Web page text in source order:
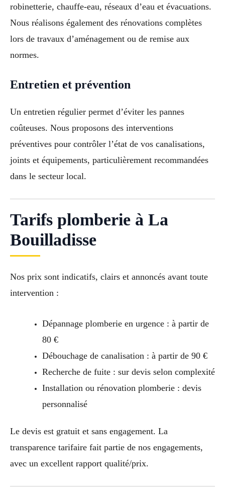
robinetterie, chauffe-eau, réseaux d’eau et évacuations.
Nous réalisons également des rénovations complètes
lors de travaux d’aménagement ou de remise aux
normes.
Entretien et prévention
Un entretien régulier permet d’éviter les pannes
coûteuses. Nous proposons des interventions
préventives pour contrôler l’état de vos canalisations,
joints et équipements, particulièrement recommandées
dans le secteur local.
Tarifs plomberie à La
Bouilladisse
Nos prix sont indicatifs, clairs et annoncés avant toute
intervention :
Dépannage plomberie en urgence : à partir de
80 €
Débouchage de canalisation : à partir de 90 €
Recherche de fuite : sur devis selon complexité
Installation ou rénovation plomberie : devis
personnalisé
Le devis est gratuit et sans engagement. La
transparence tarifaire fait partie de nos engagements,
avec un excellent rapport qualité/prix.